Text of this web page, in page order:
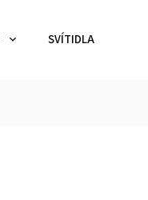
SVÍTIDLA